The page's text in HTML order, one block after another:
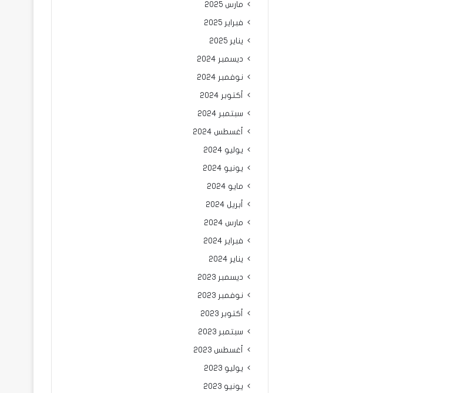
مارس 2025
فبراير 2025
يناير 2025
ديسمبر 2024
نوفمبر 2024
أكتوبر 2024
سبتمبر 2024
أغسطس 2024
يوليو 2024
يونيو 2024
مايو 2024
أبريل 2024
مارس 2024
فبراير 2024
يناير 2024
ديسمبر 2023
نوفمبر 2023
أكتوبر 2023
سبتمبر 2023
أغسطس 2023
يوليو 2023
يونيو 2023